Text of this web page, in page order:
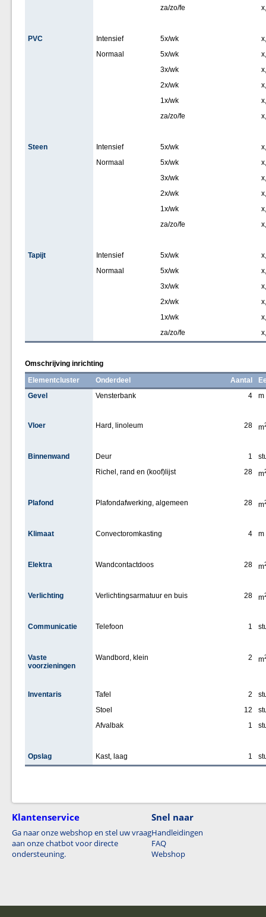
za/zo/fe
PVC Intensief 5x/wk
Normaal
5x/wk
3x/wk
2x/wk
1x/wk
za/zo/fe
Steen Intensief 5x/wk
Normaal
5x/wk
3x/wk
2x/wk
1x/wk
za/zo/fe
Tapijt Intensief 5x/wk
Normaal
5x/wk
3x/wk
2x/wk
1x/wk
za/zo/fe
Omschrijving inrichting
Elementcluster
Onderdeel Aantal
Gevel
Vensterbank 4 m
Vloer Hard, linoleum 28 m
Binnenwand Deur 1
Richel, rand en (koof)lijst
28 m
Plafond Plafondafwerking, algemeen 28 m
Klimaat Convectoromkasting 4 m
Elektra Wandcontactdoos 28 m
Verlichting Verlichtingsarmatuur en buis 28 m
Communicatie Telefoon 1
Vaste
voorzieningen
Wandbord, klein 2 m
Inventaris Tafel 2
Stoel
12
Afvalbak
1
Opslag Kast, laag 1
Klantenservice
Ga naar onze webshop en stel uw vraag
aan onze chatbot voor directe
ondersteuning.
Snel naar
Handleidingen
FAQ
Webshop